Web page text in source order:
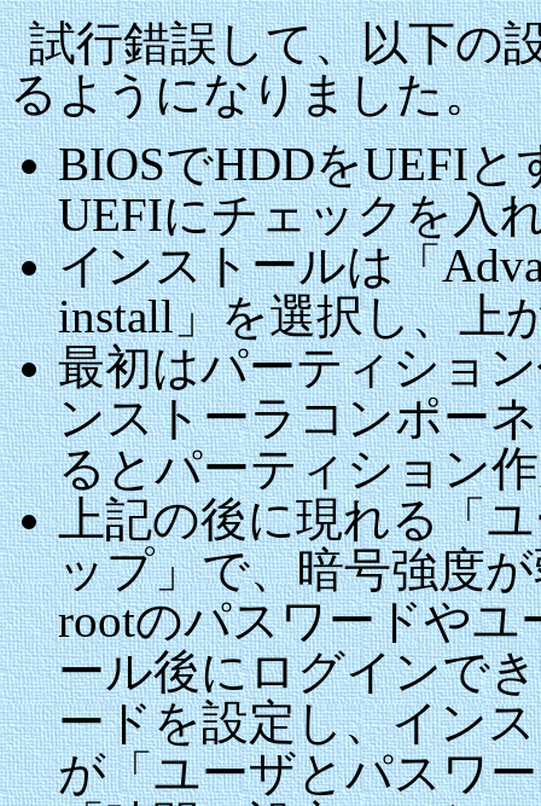
試行錯誤して、以下の
るようになりました。
BIOSでHDDをUEFIと
UEFIにチェックを入
インストールは「
install」を選択し、上
最初はパーティショ
ンストーラコンポー
るとパーティション
上記の後に現れる「
ップ」で、暗号強度
rootのパスワードや
ール後にログインで
ードを設定し、イン
が「ユーザとパスワ